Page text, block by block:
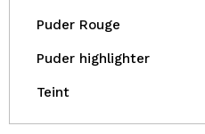
Puder Rouge
Puder highlighter
Teint